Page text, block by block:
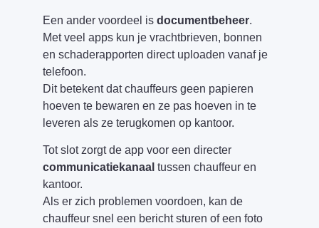
Een ander voordeel is documentbeheer.
Met veel apps kun je vrachtbrieven, bonnen
en schaderapporten direct uploaden vanaf je
telefoon.
Dit betekent dat chauffeurs geen papieren
hoeven te bewaren en ze pas hoeven in te
leveren als ze terugkomen op kantoor.
Tot slot zorgt de app voor een directer
communicatiekanaal tussen chauffeur en
kantoor.
Als er zich problemen voordoen, kan de
chauffeur snel een bericht sturen of een foto